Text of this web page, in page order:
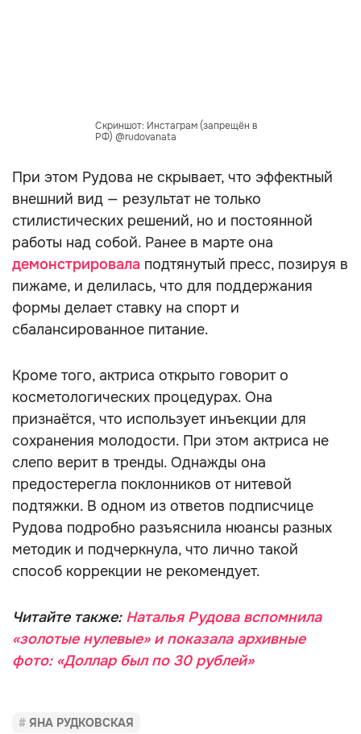
Скриншот: Инстаграм (запрещён в
РФ) @rudovanata
При этом Рудова не скрывает, что эффектный
внешний вид — результат не только
стилистических решений, но и постоянной
работы над собой. Ранее в марте она
демонстрировала подтянутый пресс, позируя в
пижаме, и делилась, что для поддержания
формы делает ставку на спорт и
сбалансированное питание.
Кроме того, актриса открыто говорит о
косметологических процедурах. Она
признаётся, что использует инъекции для
сохранения молодости. При этом актриса не
слепо верит в тренды. Однажды она
предостерегла поклонников от нитевой
подтяжки. В одном из ответов подписчице
Рудова подробно разъяснила нюансы разных
методик и подчеркнула, что лично такой
способ коррекции не рекомендует.
Читайте также: Наталья Рудова вспомнила
«золотые нулевые» и показала архивные
фото: «Доллар был по 30 рублей»
ЯНА РУДКОВСКАЯ